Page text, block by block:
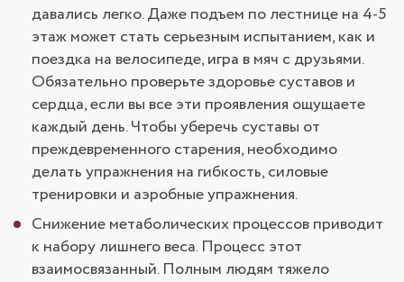
давались легко. Даже подъем по лестнице на 4-5
этаж может стать серьезным испытанием, как и
поездка на велосипеде, игра в мяч с друзьями.
Обязательно проверьте здоровье суставов и
сердца, если вы все эти проявления ощущаете
каждый день. Чтобы уберечь суставы от
преждевременного старения, необходимо
делать упражнения на гибкость, силовые
тренировки и аэробные упражнения.
Снижение метаболических процессов приводит
к набору лишнего веса. Процесс этот
взаимосвязанный. Полным людям тяжело